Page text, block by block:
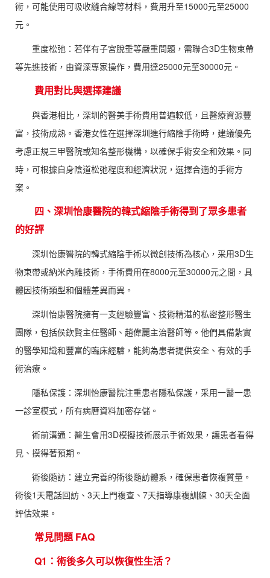
術，可能使用可吸收縫合線等材料，費用升至15000元至25000
元。
重度松弛：若伴有子宮脫垂等嚴重問題，需聯合3D生物束帶
等先進技術，由資深專家操作，費用達25000元至30000元。
費用對比與選擇建議
與香港相比，深圳的醫美手術費用普遍較低，且醫療資源豐
富，技術成熟。香港女性在選擇深圳進行縮陰手術時，建議優先
考慮正規三甲醫院或知名整形機構，以確保手術安全和效果。同
時，可根據自身陰道松弛程度和經濟狀況，選擇合適的手術方
案。
四、深圳怡康醫院的韓式縮陰手術得到了眾多患者
的好評
深圳怡康醫院的韓式縮陰手術以微創技術為核心，采用3D生
物束帶或納米內雕技術，手術費用在8000元至30000元之間，具
體因技術類型和個體差異而異。
深圳怡康醫院擁有一支經驗豐富、技術精湛的私密整形醫生
團隊，包括侯欽賢主任醫師、趙偉麗主治醫師等。他們具備紮實
的醫學知識和豐富的臨床經驗，能夠為患者提供安全、有效的手
術治療。
隱私保護：深圳怡康醫院注重患者隱私保護，采用一醫一患
一診室模式，所有病曆資料加密存儲。
術前溝通：醫生會用3D模擬技術展示手術效果，讓患者看得
見、摸得著預期。
術後隨訪：建立完善的術後隨訪體系，確保患者恢複質量。
術後1天電話回訪、3天上門複查、7天指導康複訓練、30天全面
評估效果。
常見問題 FAQ
Q1：術後多久可以恢復性生活？